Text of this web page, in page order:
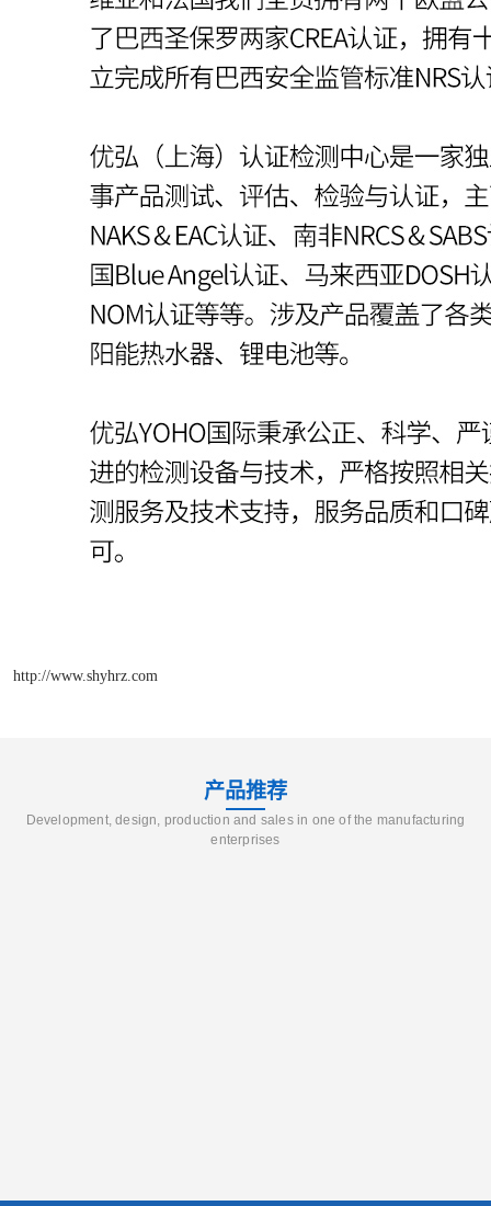
http://www.shyhrz.com
产品推荐
Development, design, production and sales in one of the manufacturing
enterprises